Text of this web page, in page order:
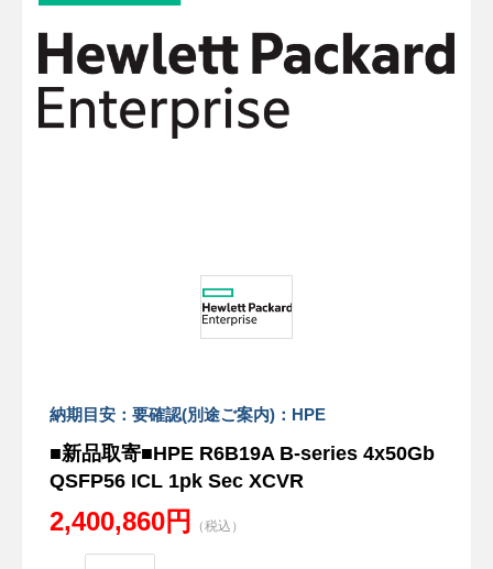
納期目安：要確認(別途ご案内)：HPE
■新品取寄■HPE R6B19A B-series 4x50Gb
QSFP56 ICL 1pk Sec XCVR
2,400,860円 （税込）